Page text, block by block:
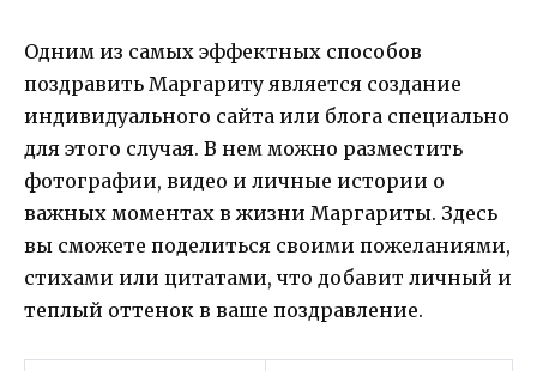
Одним из самых эффектных способов
поздравить Маргариту является создание
индивидуального сайта или блога специально
для этого случая. В нем можно разместить
фотографии, видео и личные истории о
важных моментах в жизни Маргариты. Здесь
вы сможете поделиться своими пожеланиями,
стихами или цитатами, что добавит личный и
теплый оттенок в ваше поздравление.